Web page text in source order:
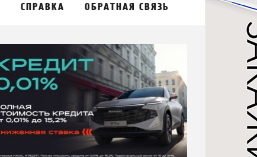
СПРАВКА ОБРАТНАЯ СВЯЗЬ